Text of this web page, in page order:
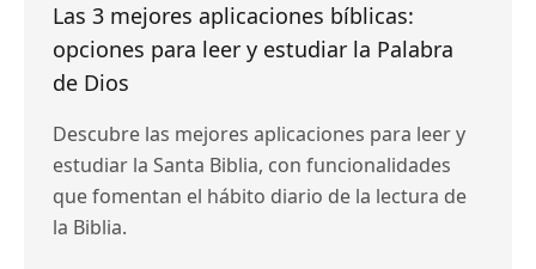
Las 3 mejores aplicaciones bíblicas:
opciones para leer y estudiar la Palabra
de Dios
Descubre las mejores aplicaciones para leer y
estudiar la Santa Biblia, con funcionalidades
que fomentan el hábito diario de la lectura de
la Biblia.